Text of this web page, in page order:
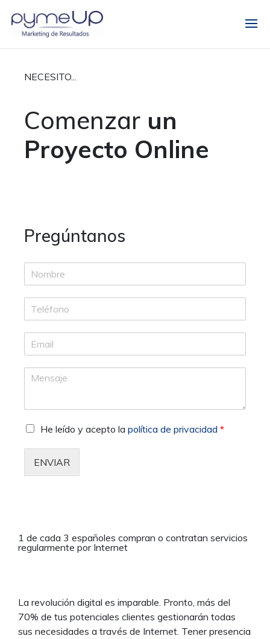
NECESITO...
Comenzar un
Proyecto Online
Pregúntanos
He leído y acepto la política de privacidad *
ENVIAR
1 de cada 3 españoles compran o contratan servicios
regularmente por Internet
La revolución digital es imparable. Pronto, más del
70% de tus potenciales clientes gestionarán todas
sus necesidades a través de Internet. Tener presencia